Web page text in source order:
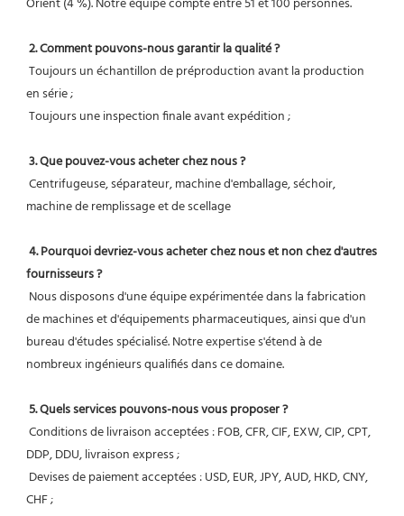
Orient (4 %). Notre équipe compte entre 51 et 100 personnes.
2. Comment pouvons-nous garantir la qualité ?
en série ;
Toujours une inspection finale avant expédition ;
3. Que pouvez-vous acheter chez nous ?
machine de remplissage et de scellage
4. Pourquoi devriez-vous acheter chez nous et non chez d'autres
fournisseurs ?
de machines et d'équipements pharmaceutiques, ainsi que d'un
bureau d'études spécialisé. Notre expertise s'étend à de
nombreux ingénieurs qualifiés dans ce domaine.
5. Quels services pouvons-nous vous proposer ?
DDP, DDU, livraison express ;
CHF ;